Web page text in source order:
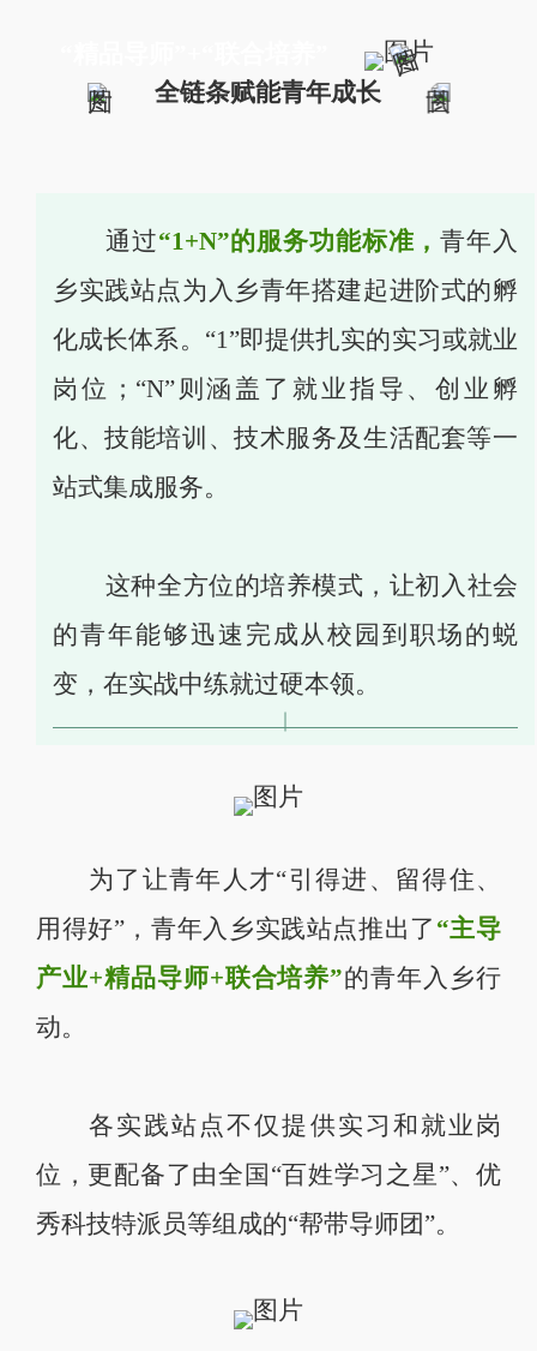
全链条赋能青年成长
通过“1+N”的服务功能标准，青年入
乡实践站点为入乡青年搭建起进阶式的孵
化成长体系。“1”即提供扎实的实习或就业
岗位；“N”则涵盖了就业指导、创业孵
化、技能培训、技术服务及生活配套等一
站式集成服务。
这种全方位的培养模式，让初入社会
的青年能够迅速完成从校园到职场的蜕
变，在实战中练就过硬本领。
为了让青年人才“引得进、留得住、
用得好”，青年入乡实践站点推出了 “主导
产业+精品导师+联合培养”的青年入乡行
动。
各实践站点不仅提供实习和就业岗
位，更配备了由全国“百姓学习之星”、优
秀科技特派员等组成的“帮带导师团”。